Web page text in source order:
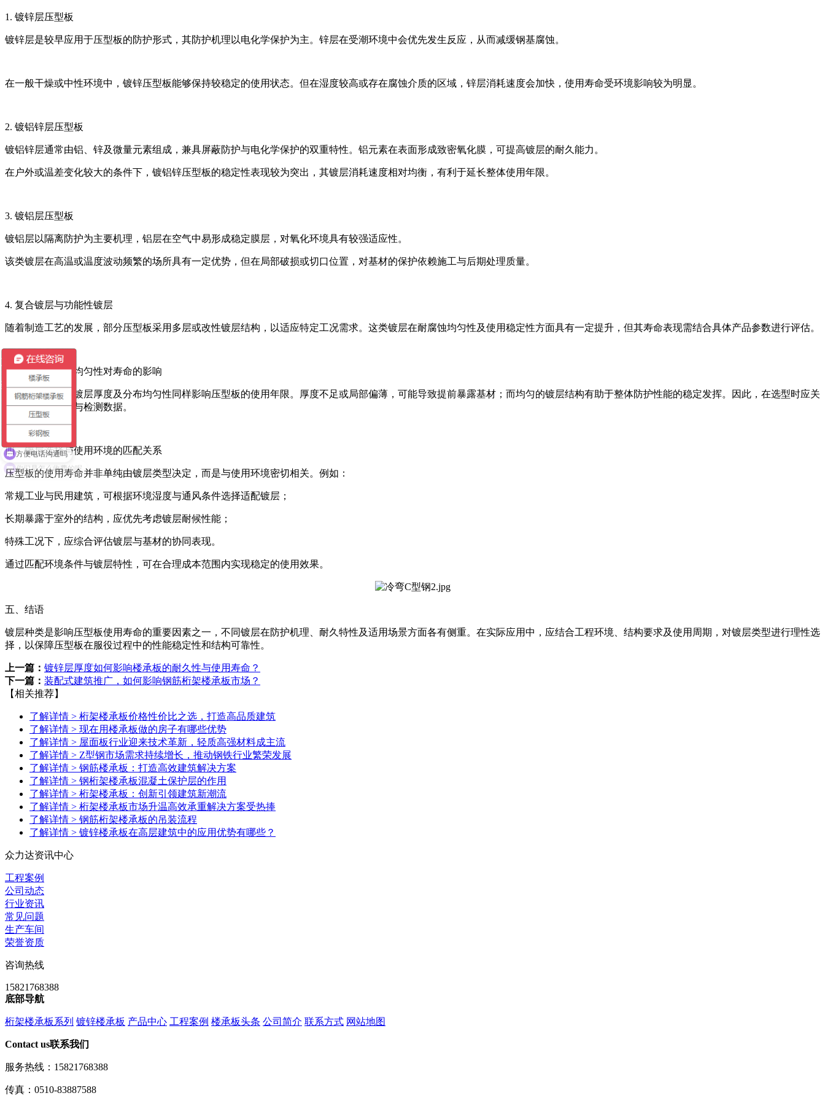
1. 镀锌层压型板
镀锌层是较早应用于压型板的防护形式，其防护机理以电化学保护为主。锌层在受潮环境中会优先发生反应，从而减缓钢基腐蚀。
在一般干燥或中性环境中，镀锌压型板能够保持较稳定的使用状态。但在湿度较高或存在腐蚀介质的区域，锌层消耗速度会加快，使用寿命受环境影响较为明显。
2. 镀铝锌层压型板
镀铝锌层通常由铝、锌及微量元素组成，兼具屏蔽防护与电化学保护的双重特性。铝元素在表面形成致密氧化膜，可提高镀层的耐久能力。
在户外或温差变化较大的条件下，镀铝锌压型板的稳定性表现较为突出，其镀层消耗速度相对均衡，有利于延长整体使用年限。
3. 镀铝层压型板
镀铝层以隔离防护为主要机理，铝层在空气中易形成稳定膜层，对氧化环境具有较强适应性。
该类镀层在高温或温度波动频繁的场所具有一定优势，但在局部破损或切口位置，对基材的保护依赖施工与后期处理质量。
4. 复合镀层与功能性镀层
随着制造工艺的发展，部分压型板采用多层或改性镀层结构，以适应特定工况需求。这类镀层在耐腐蚀均匀性及使用稳定性方面具有一定提升，但其寿命表现需结合具体产品参数进行评估。
三、镀层厚度与均匀性对寿命的影响
除镀层种类外，镀层厚度及分布均匀性同样影响压型板的使用年限。厚度不足或局部偏薄，可能导致提前暴露基材；而均匀的镀层结构有助于整体防护性能的稳定发挥。因此，在选型时应关
注相关技术指标与检测数据。
四、镀层选择与使用环境的匹配关系
压型板的使用寿命并非单纯由镀层类型决定，而是与使用环境密切相关。例如：
常规工业与民用建筑，可根据环境湿度与通风条件选择适配镀层；
长期暴露于室外的结构，应优先考虑镀层耐候性能；
特殊工况下，应综合评估镀层与基材的协同表现。
通过匹配环境条件与镀层特性，可在合理成本范围内实现稳定的使用效果。
五、结语
镀层种类是影响压型板使用寿命的重要因素之一，不同镀层在防护机理、耐久特性及适用场景方面各有侧重。在实际应用中，应结合工程环境、结构要求及使用周期，对镀层类型进行理性选
择，以保障压型板在服役过程中的性能稳定性和结构可靠性。
上一篇： 镀锌层厚度如何影响楼承板的耐久性与使用寿命？
下一篇： 装配式建筑推广，如何影响钢筋桁架楼承板市场？
【相关推荐】
了解详情 > 桁架楼承板价格性价比之选，打造高品质建筑
了解详情 > 现在用楼承板做的房子有哪些优势
了解详情 > 屋面板行业迎来技术革新，轻质高强材料成主流
了解详情 > Z型钢市场需求持续增长，推动钢铁行业繁荣发展
了解详情 > 钢筋楼承板：打造高效建筑解决方案
了解详情 > 钢桁架楼承板混凝土保护层的作用
了解详情 > 桁架楼承板：创新引领建筑新潮流
了解详情 > 桁架楼承板市场升温高效承重解决方案受热捧
了解详情 > 钢筋桁架楼承板的吊装流程
了解详情 > 镀锌楼承板在高层建筑中的应用优势有哪些？
众力达资讯中心
工程案例
公司动态
行业资讯
常见问题
生产车间
荣誉资质
咨询热线
15821768388
底部导航
桁架楼承板系列 镀锌楼承板 产品中心 工程案例 楼承板头条 公司简介 联系方式 网站地图
Contact us联系我们
服务热线：15821768388
传真：0510-83887588
方便电话沟通吗